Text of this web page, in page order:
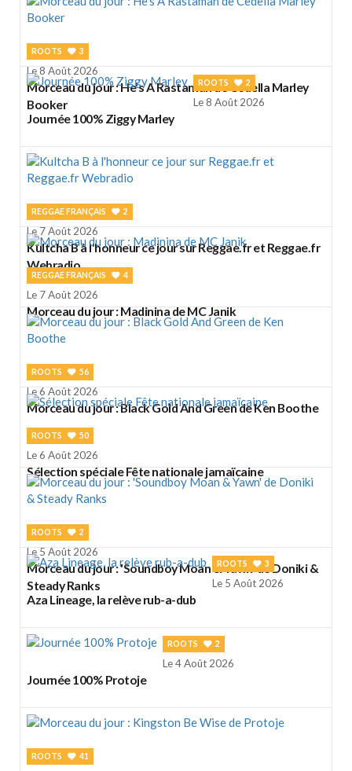
ROOTS 3
Le 8 Août 2026
Morceau du jour : He's A Rastaman de Cedella Marley
Booker
ROOTS 2
Le 8 Août 2026
Journée 100% Ziggy Marley
REGGAE FRANÇAIS 2
Le 7 Août 2026
Kultcha B à l'honneur ce jour sur Reggae.fr et Reggae.fr
Webradio
REGGAE FRANÇAIS 4
Le 7 Août 2026
Morceau du jour : Madinina de MC Janik
ROOTS 56
Le 6 Août 2026
Morceau du jour : Black Gold And Green de Ken Boothe
ROOTS 50
Le 6 Août 2026
Sélection spéciale Fête nationale jamaïcaine
ROOTS 2
Le 5 Août 2026
Morceau du jour : 'Soundboy Moan & Yawn' de Doniki &
Steady Ranks
ROOTS 3
Le 5 Août 2026
Aza Lineage, la relève rub-a-dub
ROOTS 2
Le 4 Août 2026
Journée 100% Protoje
ROOTS 41